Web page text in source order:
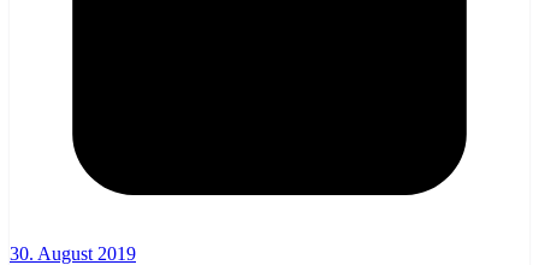
30. August 2019